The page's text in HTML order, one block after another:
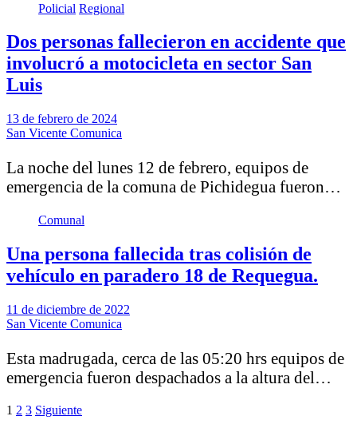
Policial Regional
Dos personas fallecieron en accidente que
involucró a motocicleta en sector San
Luis
13 de febrero de 2024
San Vicente Comunica
La noche del lunes 12 de febrero, equipos de
emergencia de la comuna de Pichidegua fueron…
Comunal
Una persona fallecida tras colisión de
vehículo en paradero 18 de Requegua.
11 de diciembre de 2022
San Vicente Comunica
Esta madrugada, cerca de las 05:20 hrs equipos de
emergencia fueron despachados a la altura del…
Paginación
1 2 3 Siguiente